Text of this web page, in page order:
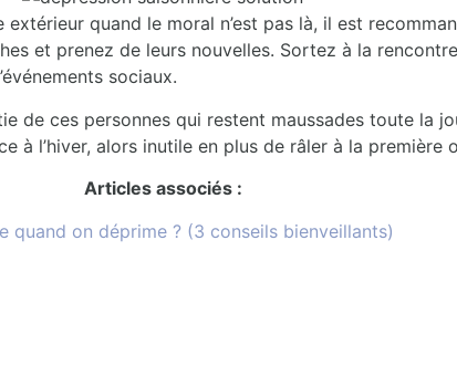
quand le moral n’est pas là, il est
et prenez de leurs nouvelles. Sortez à la
sociaux.
de ces personnes qui restent maussades toute la
à l’hiver, alors inutile en plus de râler à la première
Articles associés :
quand on déprime ? (3 conseils bienveillants)